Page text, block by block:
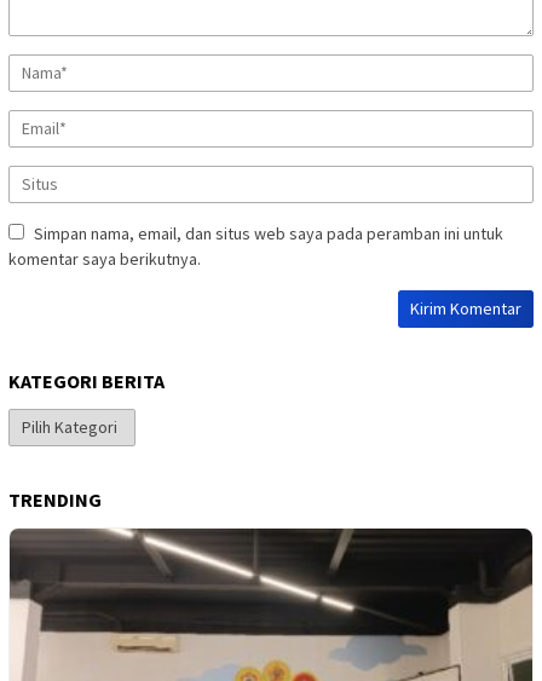
Simpan nama, email, dan situs web saya pada peramban ini untuk
komentar saya berikutnya.
KATEGORI BERITA
Kategori
Berita
TRENDING